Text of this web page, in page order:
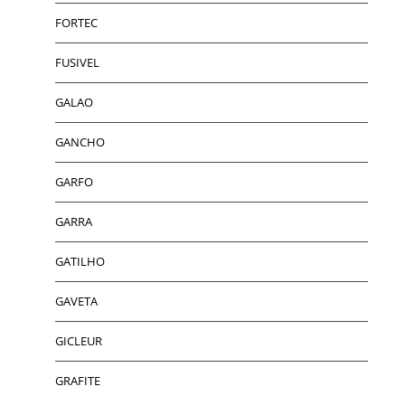
FORTEC
FUSIVEL
GALAO
GANCHO
GARFO
GARRA
GATILHO
GAVETA
GICLEUR
GRAFITE